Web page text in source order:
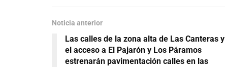
Noticia anterior
Las calles de la zona alta de Las Canteras y
el acceso a El Pajarón y Los Páramos
estrenarán pavimentación calles en las